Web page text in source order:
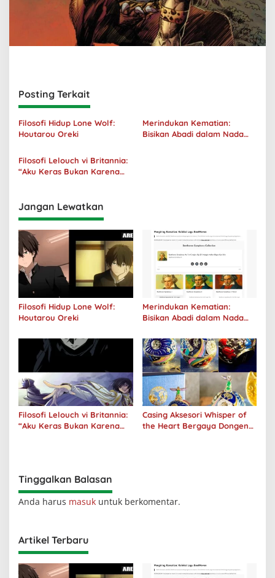
Posting Terkait
Filosofi Hidup Lone Wolf:
Houtarou Oreki
Merindukan Kematian:
Bisikan Abadi dalam Nada
Filosofi Lelouch vi Britannia:
“Aku Keras Bukan Karena
Jangan Lewatkan
Filosofi Hidup Lone Wolf:
Houtarou Oreki
Merindukan Kematian:
Bisikan Abadi dalam Nada
Filosofi Lelouch vi Britannia:
“Aku Keras Bukan Karena
Casing Aksesori Whisper of
the Heart Bergaya Dongeng
Tinggalkan Balasan
Anda harus masuk untuk berkomentar.
Artikel Terbaru